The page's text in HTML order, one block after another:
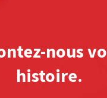
nous
histoire.